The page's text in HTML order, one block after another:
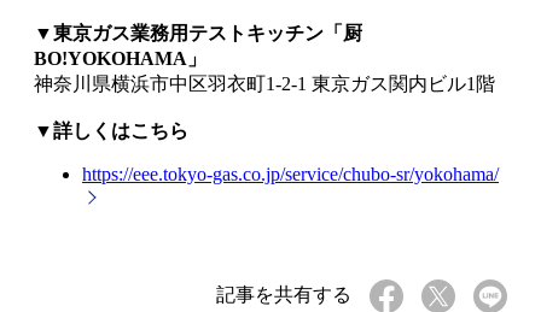
▼東京ガス業務用テストキッチン「厨
BO!YOKOHAMA」
神奈川県横浜市中区羽衣町1-2-1 東京ガス関内ビル1階
▼詳しくはこちら
https://eee.tokyo-gas.co.jp/service/chubo-sr/yokohama/
記事を共有する